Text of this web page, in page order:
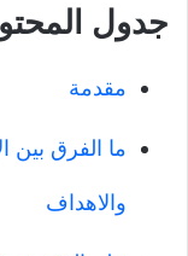
جدول
مقدمة
ما الفرق بين
والاهداف